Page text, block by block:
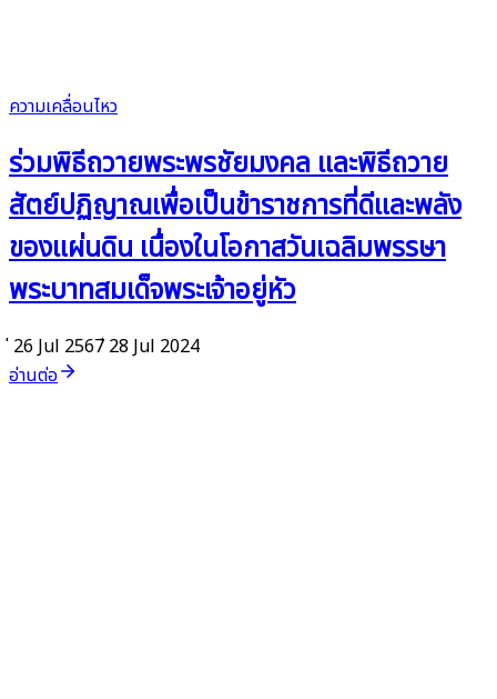
ความเคลื่อนไหว
ร่วมพิธีถวายพระพรชัยมงคล และพิธีถวาย
สัตย์ปฏิญาณเพื่อเป็นข้าราชการที่ดีและพลัง
ของแผ่นดิน เนื่องในโอกาสวันเฉลิมพรรษา
พระบาทสมเด็จพระเจ้าอยู่หัว
่ 26 Jul 2567 ่ 28 Jul 2024
อ่านต่อ